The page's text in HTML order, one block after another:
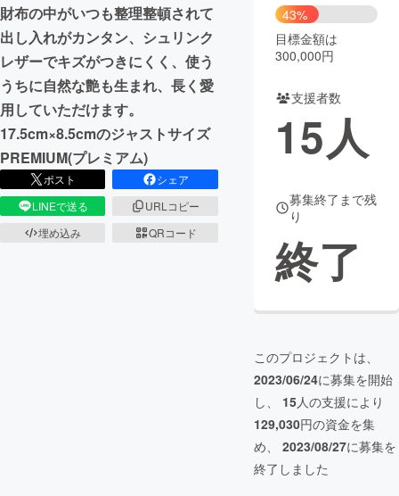
CAMPFIRE for Social Good
CAMPFIRE Creation
CAMPFIREふるさと納税machi-ya コミュニティ
財布の中がいつも整理整頓されて
出し入れがカンタン、シュリンク
レザーでキズがつきにくく、使う
うちに自然な艶も生まれ、長く愛
用していただけます。
17.5cm×8.5cmのジャストサイズ
PREMIUM(プレミアム)
ポスト
シェア
LINEで送る
URLコピー
埋め込み
QRコード
43%
目標金額は
300,000円
支援者数
15人
募集終了まで残
り
終了
このプロジェクトは、
2023/06/24に募集を開始
し、 15人の支援により
129,030円の資金を集
め、 2023/08/27に募集を
終了しました